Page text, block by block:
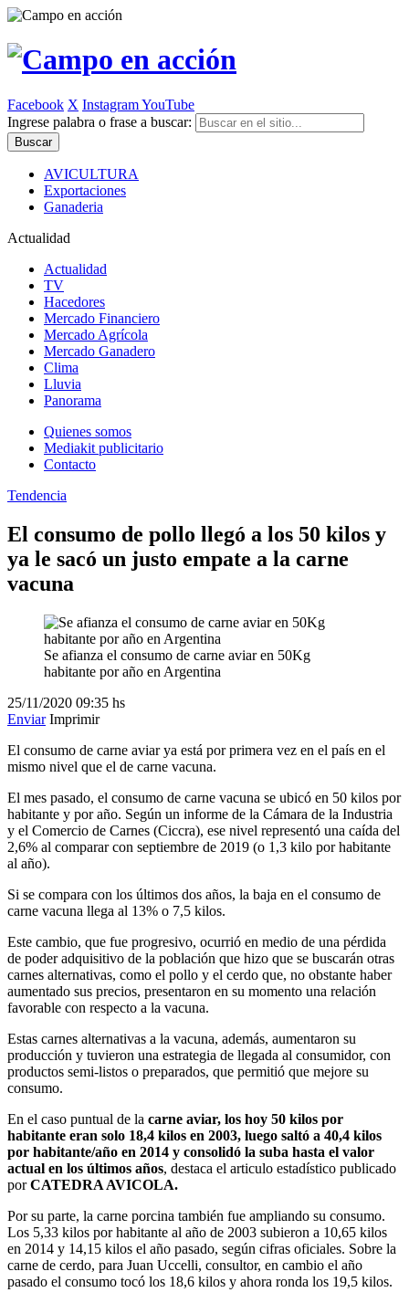
Facebook X InstagramYouTube
Ingrese palabra o frase a buscar:
AVICULTURA
Exportaciones
Ganaderia
Actualidad
Actualidad
TV
Hacedores
Mercado Financiero
Mercado Agrícola
Mercado Ganadero
Clima
Lluvia
Panorama
Quienes somos
Mediakit publicitario
Contacto
Tendencia
El consumo de pollo llegó a los 50 kilos y
ya le sacó un justo empate a la carne
vacuna
Se afianza el consumo de carne aviar en 50Kg
habitante por año en Argentina
25/11/2020 09:35 hs
Enviar Imprimir
El consumo de carne aviar ya está por primera vez en el país en el
mismo nivel que el de carne vacuna.
El mes pasado, el consumo de carne vacuna se ubicó en 50 kilos por
habitante y por año. Según un informe de la Cámara de la Industria
y el Comercio de Carnes (Ciccra), ese nivel representó una caída del
2,6% al comparar con septiembre de 2019 (o 1,3 kilo por habitante
al año).
Si se compara con los últimos dos años, la baja en el consumo de
carne vacuna llega al 13% o 7,5 kilos.
Este cambio, que fue progresivo, ocurrió en medio de una pérdida
de poder adquisitivo de la población que hizo que se buscarán otras
carnes alternativas, como el pollo y el cerdo que, no obstante haber
aumentado sus precios, presentaron en su momento una relación
favorable con respecto a la vacuna.
Estas carnes alternativas a la vacuna, además, aumentaron su
producción y tuvieron una estrategia de llegada al consumidor, con
productos semi-listos o preparados, que permitió que mejore su
consumo.
En el caso puntual de la carne aviar, los hoy 50 kilos por
habitante eran solo 18,4 kilos en 2003, luego saltó a 40,4 kilos
por habitante/año en 2014 y consolidó la suba hasta el valor
actual en los últimos años, destaca el articulo estadístico publicado
porCATEDRA AVICOLA.
Por su parte, la carne porcina también fue ampliando su consumo.
Los 5,33 kilos por habitante al año de 2003 subieron a 10,65 kilos
en 2014 y 14,15 kilos el año pasado, según cifras oficiales. Sobre la
carne de cerdo, para Juan Uccelli, consultor, en cambio el año
pasado el consumo tocó los 18,6 kilos y ahora ronda los 19,5 kilos.